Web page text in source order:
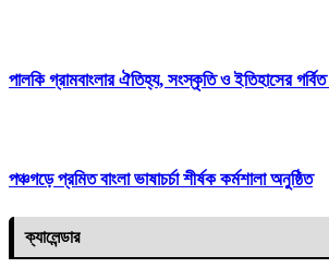
পালকি গ্রামবাংলার ঐতিহ্য, সংস্কৃতি ও ইতিহাসের
পঞ্চগড়ে প্রমিত বাংলা ভাষাচর্চা শীর্ষক কর্মশালা অনুষ্ঠিত
ক্যালেন্ডার